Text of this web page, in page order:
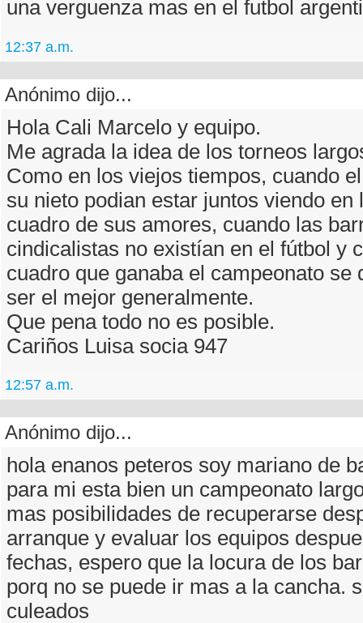
una verguenza mas en el futbol
12:37 a.m.
Anónimo dijo...
Hola Cali Marcelo y equipo.
Me agrada la idea de los torneos
Como en los viejos tiempos, cuando
su nieto podian estar juntos viendo en
cuadro de sus amores, cuando las
cindicalistas no existían en el fútbol y
cuadro que ganaba el campeonato se
ser el mejor generalmente.
Que pena todo no es posible.
Cariños Luisa socia 947
12:57 a.m.
Anónimo dijo...
hola enanos peteros soy mariano de
para mi esta bien un campeonato
mas posibilidades de recuperarse
arranque y evaluar los equipos
fechas, espero que la locura de los
porq no se puede ir mas a la cancha.
culeados